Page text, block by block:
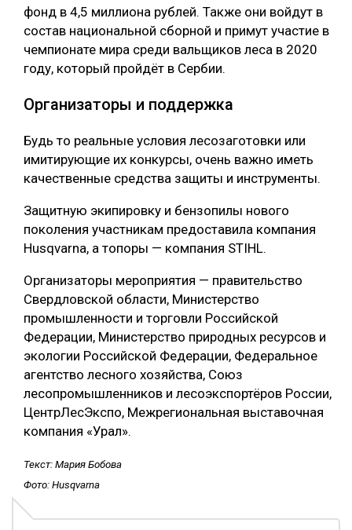
фонд в 4,5 миллиона рублей. Также они войдут в
состав национальной сборной и примут участие в
чемпионате мира среди вальщиков леса в 2020
году, который пройдёт в Сербии.
Организаторы и поддержка
Будь то реальные условия лесозаготовки или
имитирующие их конкурсы, очень важно иметь
качественные средства защиты и инструменты.
Защитную экипировку и бензопилы нового
поколения участникам предоставила компания
Husqvarna, а топоры — компания STIHL.
Организаторы мероприятия — правительство
Свердловской области, Министерство
промышленности и торговли Российской
Федерации, Министерство природных ресурсов и
экологии Российской Федерации, Федеральное
агентство лесного хозяйства, Союз
лесопромышленников и лесоэкспортёров России,
ЦентрЛесЭкспо, Межрегиональная выставочная
компания «Урал».
Текст: Мария Бобова
Фото: Husqvarna